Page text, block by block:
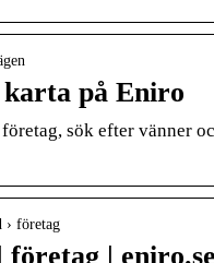
karta på Eniro
sök efter vänner
› företag
|